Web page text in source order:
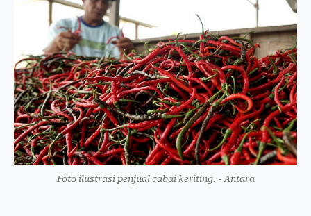
Foto ilustrasi penjual cabai keriting. - Antara